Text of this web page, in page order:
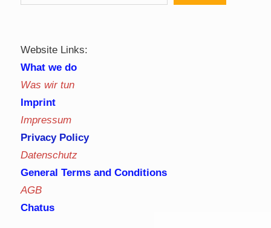
Website Links:
What we do
Was wir tun
Imprint
Impressum
Privacy Policy
Datenschutz
General Terms and Conditions
AGB
Chatus